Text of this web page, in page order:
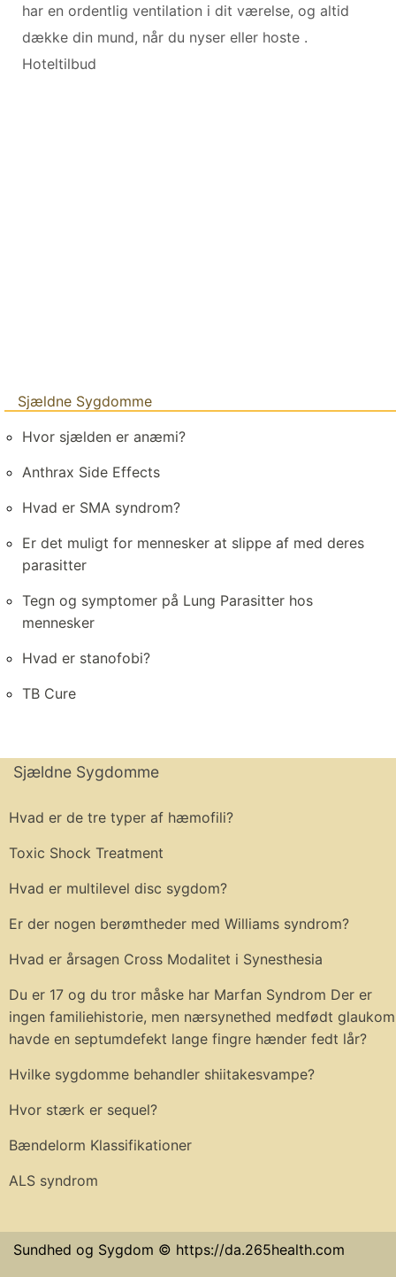
har en ordentlig ventilation i dit værelse, og altid
dække din mund, når du nyser eller hoste .
Hoteltilbud
Sjældne Sygdomme
Hvor sjælden er anæmi?
Anthrax Side Effects
Hvad er SMA syndrom?
Er det muligt for mennesker at slippe af med deres
parasitter
Tegn og symptomer på Lung Parasitter hos
mennesker
Hvad er stanofobi?
TB Cure
Sjældne Sygdomme
Hvad er de tre typer af hæmofili?
Toxic Shock Treatment
Hvad er multilevel disc sygdom?
Er der nogen berømtheder med Williams syndrom?
Hvad er årsagen Cross Modalitet i Synesthesia
Du er 17 og du tror måske har Marfan Syndrom Der er
ingen familiehistorie, men nærsynethed medfødt glaukom
havde en septumdefekt lange fingre hænder fedt lår?
Hvilke sygdomme behandler shiitakesvampe?
Hvor stærk er sequel?
Bændelorm Klassifikationer
ALS syndrom
Sundhed og Sygdom © https://da.265health.com